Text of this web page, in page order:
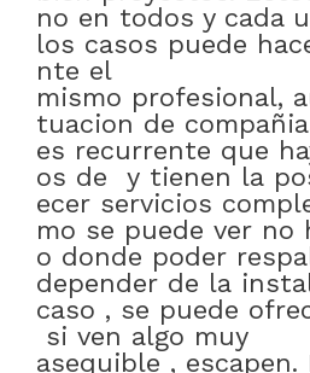
no en todos y cada
los casos puede
nte el
mismo profesional,
tuacion de
es recurrente que
os de y tienen la
ecer servicios
mo se puede ver no
o donde poder
depender de la
caso , se puede
si ven algo muy
asequible , escapen.